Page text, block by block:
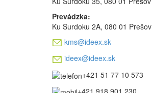
Prevádzka:
Ku Surdoku 2A, 080 01 Prešov
kms@ideex.sk
ideex@ideex.sk
+421 51 77 10 573
+421 918 901 230